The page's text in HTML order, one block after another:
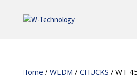
Home / WEDM / CHUCKS / WT